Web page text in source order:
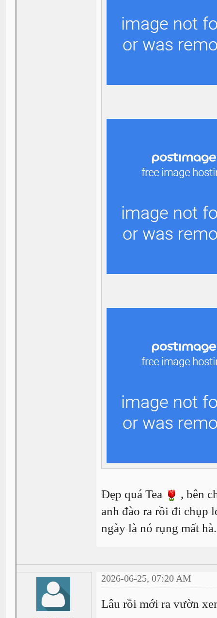
Đẹp quá Tea
, bên
anh đào ra rồi đi chụp
ngày là nó rụng mất
2026-06-25, 07:20 AM
Lâu rồi mới ra vườn